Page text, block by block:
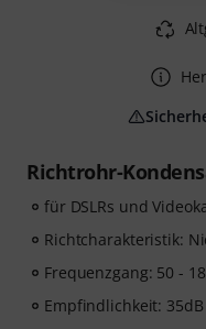
Richtrohr-
für DSLRs und
Richtcharakteristik:
Frequenzgang: 50 -
Empfindlichkeit: 35dB